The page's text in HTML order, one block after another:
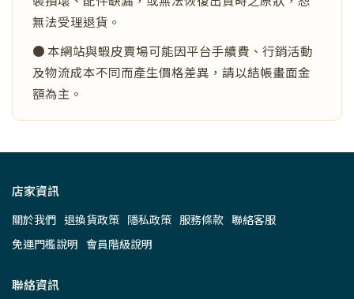
無法受理退貨。
● 本網站與蝦皮賣場可能因平台手續費、行銷活動
及物流成本不同而產生價格差異，請以結帳畫面金
額為主。
店家資訊
關於我們 退換貨政策 隱私政策 服務條款 聯絡客服
免運門檻說明 會員階級說明
聯絡資訊